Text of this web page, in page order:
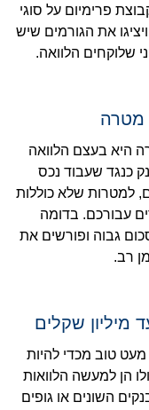
פרימיום על סוגי
את הגורמים שיש
שלוקחים הלוואה.
מטרה
היא בעצם הלוואה
כנגד שעבוד נכס
למטרות שלא כוללות
עבורכם. בדומה
גבוה ופורשים את
רב.
מיליון שקלים
טוב מכדי להיות
הן למעשה הלוואות
השונים או גופים